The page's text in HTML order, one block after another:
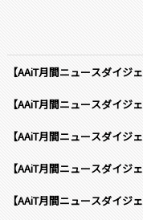
【AAiT月間ニュースダイジ
【AAiT月間ニュースダイジ
【AAiT月間ニュースダイジ
【AAiT月間ニュースダイジ
【AAiT月間ニュースダイジ